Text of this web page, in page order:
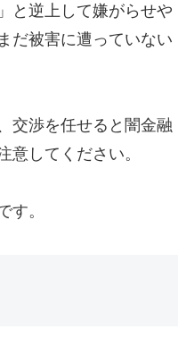
と逆上して嫌がらせや
だ被害に遭っていない
交渉を任せると闇金融
してください。
す。